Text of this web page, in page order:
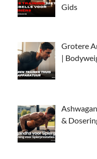
Gids
Grotere
|
&